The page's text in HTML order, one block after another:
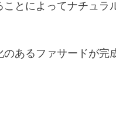
とによってナチュラ
あるファサードが完